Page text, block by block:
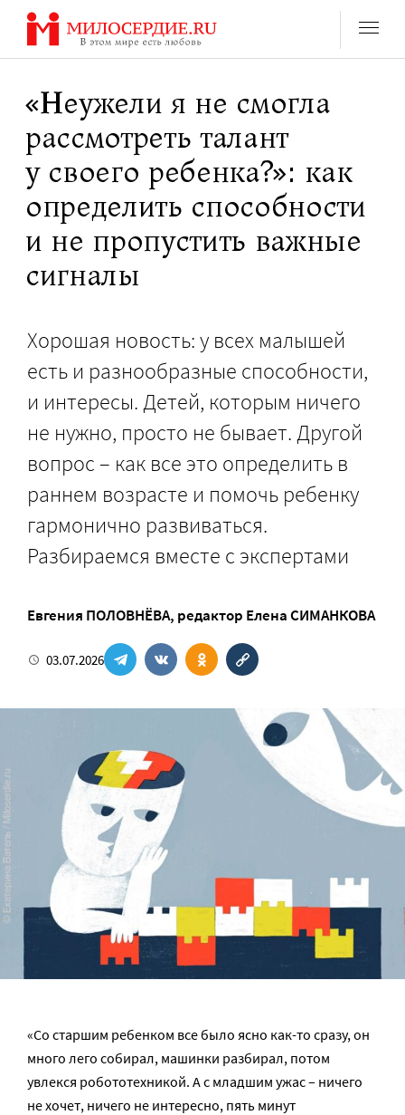
Перейти
содержанию
«Неужели я не смогла
рассмотреть талант
у своего ребенка?»: как
определить способности
и не пропустить важные
сигналы
Хорошая новость: у всех малышей
есть и разнообразные способности,
и интересы. Детей, которым ничего
не нужно, просто не бывает. Другой
вопрос – как все это определить в
раннем возрасте и помочь ребенку
гармонично развиваться.
Разбираемся вместе с экспертами
Евгения ПОЛОВНЁВА, редактор Елена СИМАНКОВА
03.07.2026
«Со старшим ребенком все было ясно как-то сразу, он
много лего собирал, машинки разбирал, потом
увлекся робототехникой. А с младшим ужас – ничего
не хочет, ничего не интересно, пять минут